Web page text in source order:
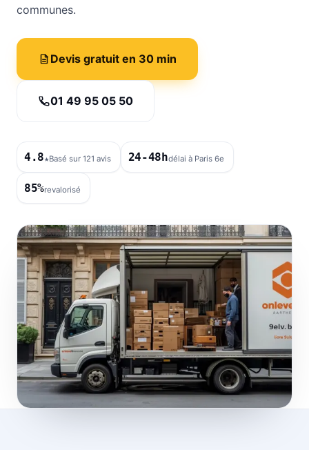
communes.
Devis gratuit en 30 min
01 49 95 05 50
4.8★Basé sur 121 avis 24-48hdélai à Paris 6e
85%revalorisé